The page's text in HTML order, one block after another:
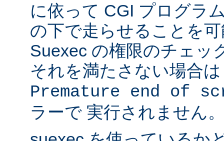
に依って CGI プログラ
の下で走らせることを
Suexec の権限のチェッ
それを満たさない場合
Premature end of
ラーで 実行されません